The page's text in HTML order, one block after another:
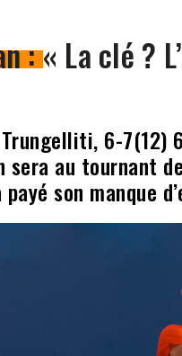
: « La clé ?
6-
sera au tournant
son manque